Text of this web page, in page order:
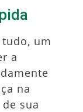
um
a
na
sua